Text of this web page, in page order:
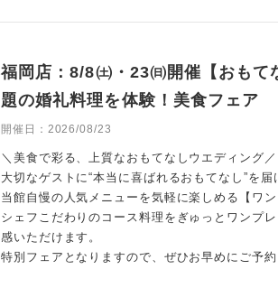
福岡店：8/8㈯・23㈰開催【おも
題の婚礼料理を体験！美食フェア
開催日： 2026/08/23
＼美食で彩る、上質なおもてなしウエディング／
大切なゲストに“本当に喜ばれるおもてなし”を届
当館自慢の人気メニューを気軽に楽しめる【ワ
シェフこだわりのコース料理をぎゅっとワンプ
感いただけます。
特別フェアとなりますので、ぜひお早めにご予約